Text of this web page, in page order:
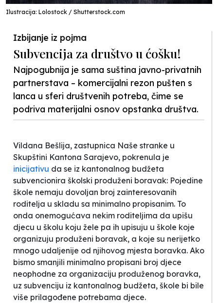
Ilustracija: Lolostock / Shutterstock.com
Izbijanje iz pojma
Subvencija za društvo u ćošku!
Najpogubnija je sama suština javno-privatnih
partnerstava – komercijalni rezon pušten s
lanca u sferi društvenih potreba, čime se
podriva materijalni osnov opstanka društva.
Vildana Bešlija, zastupnica Naše stranke u
Skupštini Kantona Sarajevo, pokrenula je
inicijativu da se iz kantonalnog budžeta
subvencionira školski produženi boravak: Pojedine
škole nemaju dovoljan broj zainteresovanih
roditelja u skladu sa minimalno propisanim. To
onda onemogućava nekim roditeljima da upišu
djecu u školu koju žele pa ih upisuju u škole koje
organizuju produženi boravak, a koje su nerijetko
mnogo udaljenije od njihovog mjesta boravka. Ako
bismo smanjili minimalno propisani broj djece
neophodne za organizaciju produženog boravka,
uz subvenciju iz kantonalnog budžeta, škole bi bile
više prilagođene potrebama djece.